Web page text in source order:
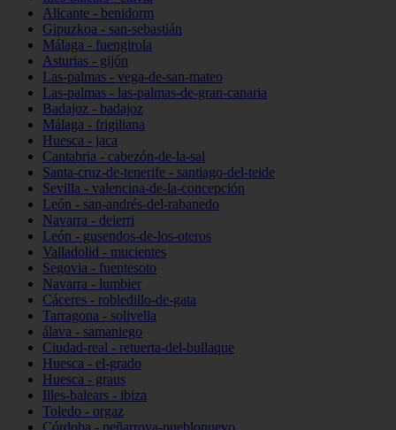
Alicante - benidorm
Gipuzkoa - san-sebastián
Málaga - fuengirola
Asturias - gijón
Las-palmas - vega-de-san-mateo
Las-palmas - las-palmas-de-gran-canaria
Badajoz - badajoz
Málaga - frigiliana
Huesca - jaca
Cantabria - cabezón-de-la-sal
Santa-cruz-de-tenerife - santiago-del-teide
Sevilla - valencina-de-la-concepción
León - san-andrés-del-rabanedo
Navarra - deierri
León - gusendos-de-los-oteros
Valladolid - mucientes
Segovia - fuentesoto
Navarra - lumbier
Cáceres - robledillo-de-gata
Tarragona - solivella
álava - samaniego
Ciudad-real - retuerta-del-bullaque
Huesca - el-grado
Huesca - graus
Illes-balears - ibiza
Toledo - orgaz
Córdoba - peñarroya-pueblonuevo